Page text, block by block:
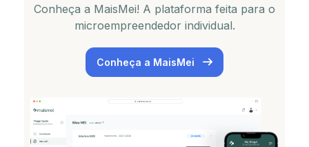
Conheça a MaisMei! A plataforma feita para o
microempreendedor individual.
Conheça a MaisMei